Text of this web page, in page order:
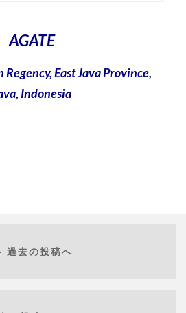
AGATE
East Java Province,
Indonesia
過去の投稿へ